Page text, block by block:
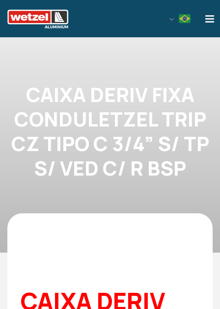
CAIXA DERIV FIXA
CONDULETZEL TRIP
CZ TIPO C 3/4” S/ TP
S/ VED C/ R BSP
CAIXA DERIV